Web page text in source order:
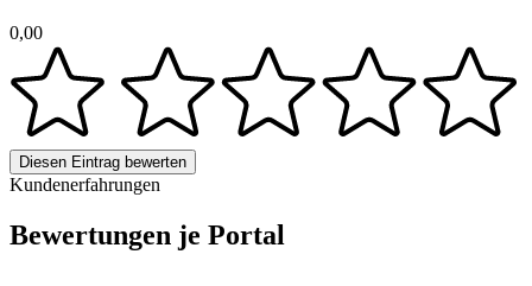
0,00
Diesen Eintrag bewerten
Kundenerfahrungen
Bewertungen je Portal